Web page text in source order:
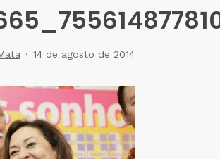
14 de agosto de 2014